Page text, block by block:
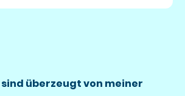
überzeugt von meiner